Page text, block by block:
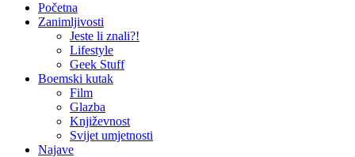
Početna
Zanimljivosti
Jeste li znali?!
Lifestyle
Geek Stuff
Boemski kutak
Film
Glazba
Književnost
Svijet umjetnosti
Najave